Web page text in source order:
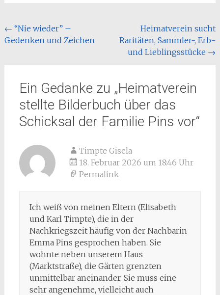
Beitragsnavigation
← “Nie wieder” –
Gedenken und Zeichen
Heimatverein sucht
Raritäten, Sammler-, Erb-
und Lieblingsstücke →
Ein Gedanke zu „Heimatverein
stellte Bilderbuch über das
Schicksal der Familie Pins vor“
Timpte Gisela
18. Februar 2026 um 18:46 Uhr
Permalink
Ich weiß von meinen Eltern (Elisabeth
und Karl Timpte), die in der
Nachkriegszeit häufig von der Nachbarin
Emma Pins gesprochen haben. Sie
wohnte neben unserem Haus
(Marktstraße), die Gärten grenzten
unmittelbar aneinander. Sie muss eine
sehr angenehme, vielleicht auch